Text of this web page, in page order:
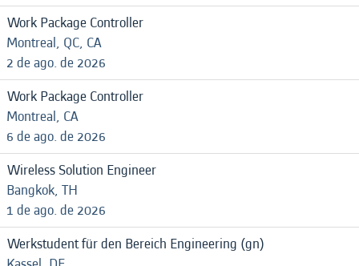
Work Package Controller
Montreal, QC, CA
2 de ago. de 2026
Work Package Controller
Montreal, CA
6 de ago. de 2026
Wireless Solution Engineer
Bangkok, TH
1 de ago. de 2026
Werkstudent für den Bereich Engineering (gn)